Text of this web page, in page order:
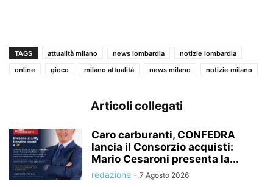
TAGS attualità milano news lombardia
notizie lombardia
online
gioco milano attualità news milano notizie milano
Articoli collegati
Caro carburanti, CONFEDRA
lancia il Consorzio acquisti:
Mario Cesaroni presenta la...
redazione - 7 Agosto 2026